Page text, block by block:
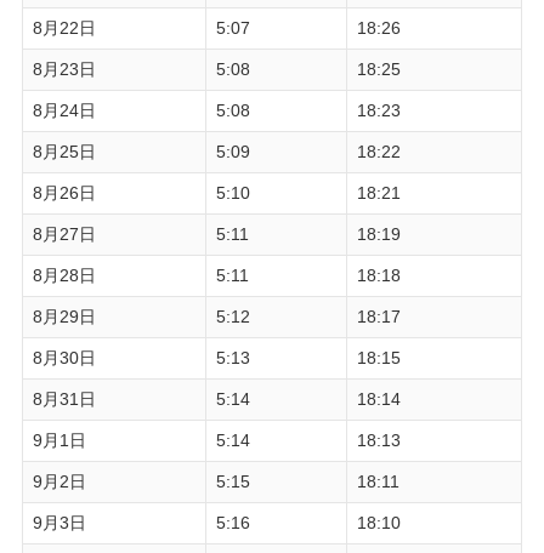
8月22日 5:07 18:26
8月23日 5:08 18:25
8月24日 5:08 18:23
8月25日 5:09 18:22
8月26日 5:10 18:21
8月27日 5:11 18:19
8月28日 5:11 18:18
8月29日 5:12 18:17
8月30日 5:13 18:15
8月31日 5:14 18:14
9月1日 5:14 18:13
9月2日 5:15 18:11
9月3日 5:16 18:10